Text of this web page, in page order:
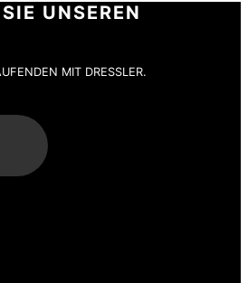
UNSEREN
MIT DRESSLER.